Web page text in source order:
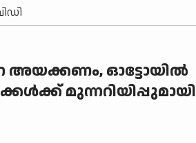
ഓട്ടോയിൽ
മുന്നറിയിപ്പുമായി